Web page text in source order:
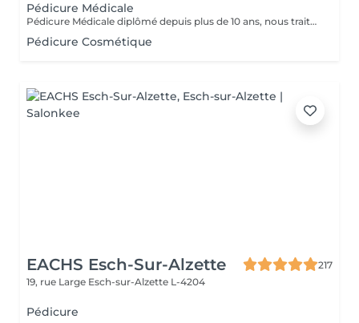
Pédicure Médicale
Pédicure Médicale diplômé depuis plus de 10 ans, nous traitons tout type d'affection du pied comme les cors, durillons, ongles incarnés, onychomycose, hygromage afin de soulager, soigner et prévenir toutes les affections du pied. Notre matériel est désinfecté et stérilisé avec des produits de podologie appropriés, pour vous garantir une hygiène complète. Complété votre pédicure Médicale par une réflexologie plantaire pour vous redonner légèreté et bien être totale.
Pédicure Cosmétique
EACHS Esch-Sur-Alzette
217
19, rue Large Esch-sur-Alzette L-4204
Pédicure